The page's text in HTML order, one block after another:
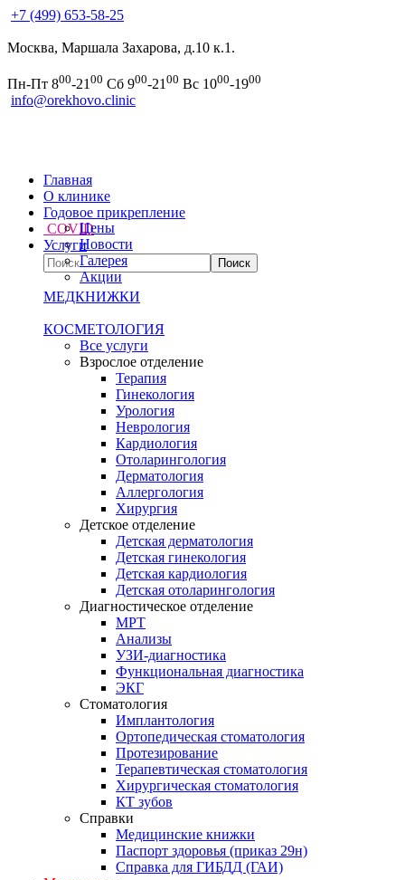
+7 (499) 653-58-25
Москва, Маршала Захарова, д.10 к.1.
Пн-Пт 800-21 00 Сб 900-21 00 Вс 1000-1900
info@orekhovo.clinic
Главная
О клинике
Цены
Новости
Галерея
Акции
Годовое прикрепление
COVID
Услуги
МЕДКНИЖКИ
КОСМЕТОЛОГИЯ
Все услуги
Взрослое отделение
Терапия
Гинекология
Урология
Неврология
Кардиология
Отоларингология
Дерматология
Аллергология
Хирургия
Детское отделение
Детская дерматология
Детская гинекология
Детская кардиология
Детская отоларингология
Диагностическое отделение
МРТ
Анализы
УЗИ-диагностика
Функциональная диагностика
ЭКГ
Стоматология
Имплантология
Ортопедическая стоматология
Протезирование
Терапевтическая стоматология
Хирургическая стоматология
КТ зубов
Справки
Медицинские книжки
Паспорт здоровья (приказ 29н)
Справка для ГИБДД (ГАИ)